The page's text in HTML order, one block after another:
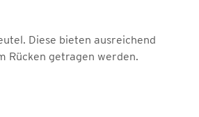
Diese bieten ausreichend
Rücken getragen werden.